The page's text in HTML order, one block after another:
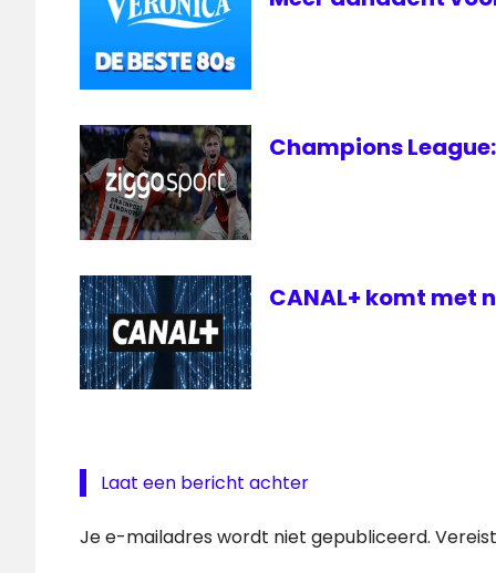
Champions
CANAL+ komt met
Laat een bericht achter
Je e-mailadres wordt niet gepubliceerd.